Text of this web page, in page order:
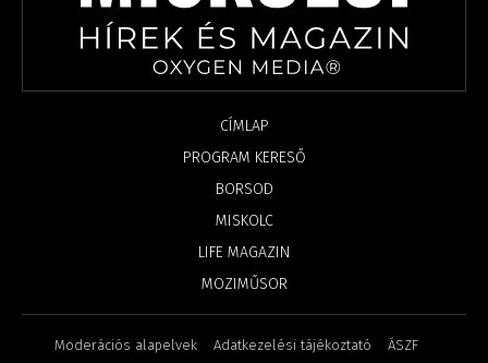
CÍMLAP
PROGRAM KERESŐ
BORSOD
MISKOLC
LIFE MAGAZIN
MOZIMŰSOR
Moderációs alapelvek Adatkezelési tájékoztató
ÁSZF